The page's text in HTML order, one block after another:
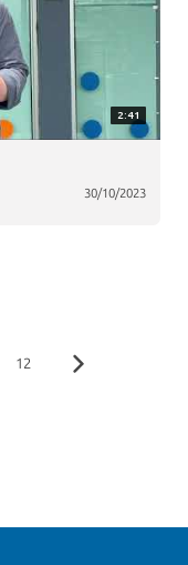
2:41
30/10/2023
12